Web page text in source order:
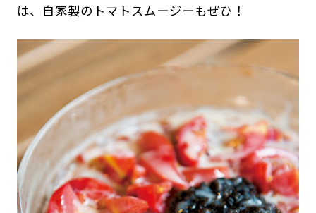
は、自家製のトマトスムージーもぜひ！